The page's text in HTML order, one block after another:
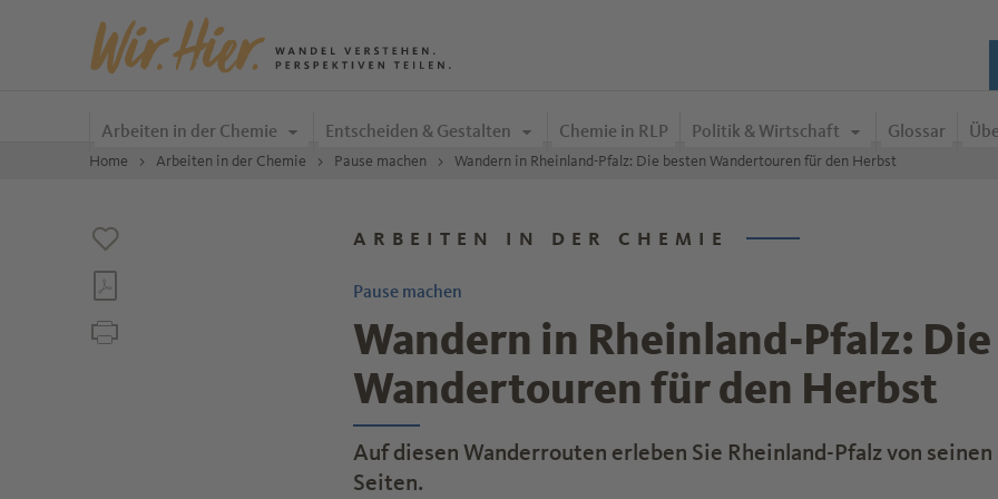
Zum Inhalt springen
Arbeiten in der Chemie Entscheiden & Gestalten Chemie in RLP Politik & Wirtschaft Glossar
Home Arbeiten in der Chemie Pause machen Wandern in Rheinland-Pfalz: Die besten Wandertouren für den Herbst
ARBEITEN IN DER CHEMIE
Pause machen
Wandern in Rheinland-Pfalz:
Wandertouren für den Herbst
Auf diesen Wanderrouten erleben Sie Rheinland-Pfalz von seinen
Seiten.